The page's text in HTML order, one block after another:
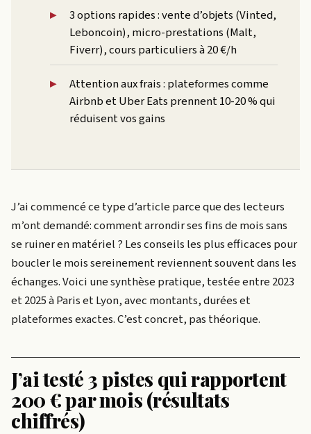
3 options rapides : vente d’objets (Vinted,
Leboncoin), micro-prestations (Malt,
Fiverr), cours particuliers à 20 €/h
Attention aux frais : plateformes comme
Airbnb et Uber Eats prennent 10-20 % qui
réduisent vos gains
J’ai commencé ce type d’article parce que des lecteurs
m’ont demandé: comment arrondir ses fins de mois sans
se ruiner en matériel ? Les conseils les plus efficaces pour
boucler le mois sereinement reviennent souvent dans les
échanges. Voici une synthèse pratique, testée entre 2023
et 2025 à Paris et Lyon, avec montants, durées et
plateformes exactes. C’est concret, pas théorique.
J’ai testé 3 pistes qui rapportent
200 € par mois (résultats
chiffrés)